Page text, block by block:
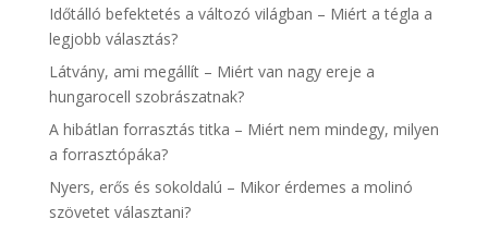
Időtálló befektetés a változó világban – Miért a tégla a
legjobb választás?
Látvány, ami megállít – Miért van nagy ereje a
hungarocell szobrászatnak?
A hibátlan forrasztás titka – Miért nem mindegy, milyen
a forrasztópáka?
Nyers, erős és sokoldalú – Mikor érdemes a molinó
szövetet választani?